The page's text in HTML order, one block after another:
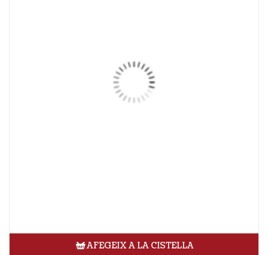
AFEGEIX A LA CISTELLA